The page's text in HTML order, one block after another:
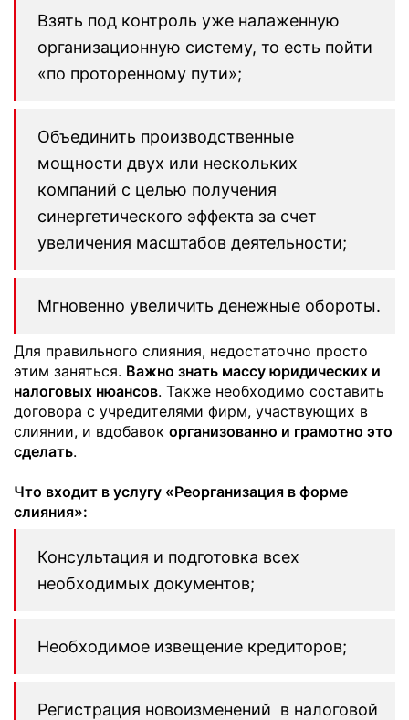
Взять под контроль уже налаженную
организационную систему, то есть пойти
«по проторенному пути»;
Объединить производственные
мощности двух или нескольких
компаний с целью получения
синергетического эффекта за счет
увеличения масштабов деятельности;
Мгновенно увеличить денежные обороты.
Для правильного слияния, недостаточно просто
этим заняться. Важно знать массу юридических и
налоговых нюансов. Также необходимо составить
договора с учредителями фирм, участвующих в
слиянии, и вдобавок организованно и грамотно это
сделать.
Что входит в услугу «Реорганизация в форме
слияния»:
Консультация и подготовка всех
необходимых документов;
Необходимое извещение кредиторов;
Регистрация новоизменений в налоговой